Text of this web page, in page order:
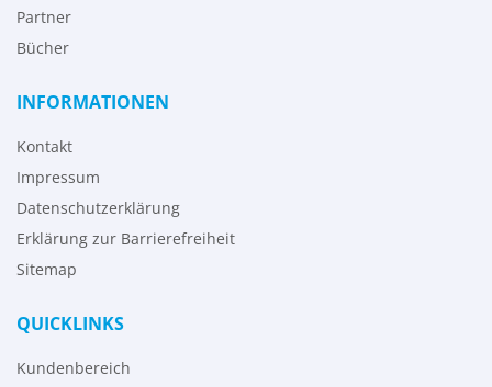
Partner
Bücher
INFORMATIONEN
Kontakt
Impressum
Datenschutzerklärung
Erklärung zur Barrierefreiheit
Sitemap
QUICKLINKS
Kundenbereich